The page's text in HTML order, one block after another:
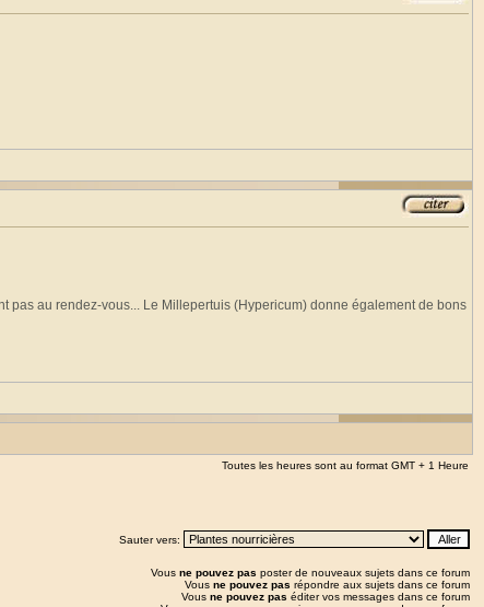
pas au rendez-vous... Le Millepertuis (Hypericum) donne également de bons
Toutes les heures sont au format GMT + 1 Heure
Sauter vers:
Vous ne pouvez pas poster de nouveaux sujets dans ce forum
Vous ne pouvez pas répondre aux sujets dans ce forum
Vous ne pouvez pas éditer vos messages dans ce forum